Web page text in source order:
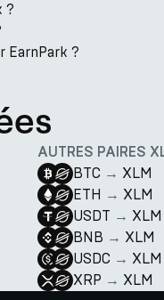
?
EarnPark ?
AUTRES PAIRES
BTC → XLM
ETH → XLM
USDT → XLM
BNB → XLM
USDC → XLM
XRP → XLM